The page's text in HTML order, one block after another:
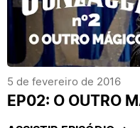
5 de fevereiro de 2016
EP02: O OUTRO